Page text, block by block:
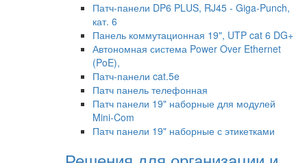
Патч-панели DP6 PLUS, RJ45 - Giga-Punch,
кат. 6
Панель коммутационная 19", UTP cat 6 DG+
Автономная система Power Over Ethernet
(PoE),
Патч-панели cat.5e
Патч панель телефонная
Патч панели 19" наборные для модулей
Mini-Com
Патч панели 19" наборные с этикетками